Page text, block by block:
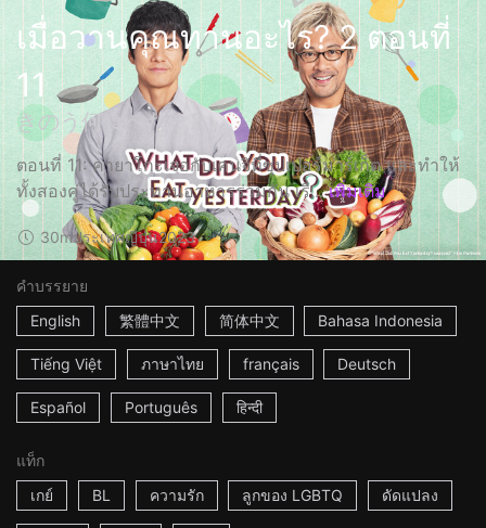
เมื่อวานคุณทานอะไร? 2 ตอนที่
11
きのう何食べた？2
ตอนที่ 11: คายาโกะเจอกับเคนจิที่ซุปเปอร์มาร์เก็ต และทำให้
ทั้งสองคู่ได้รับประทานอาหารร่วมกัน เรื่... เพิ่มเติม
30mประเทศญี่ปุ่น2023
คำบรรยาย
English
繁體中文 简体中文 Bahasa Indonesia
Tiếng Việt ภาษาไทย français Deutsch
Español Português हिन्दी
แท็ก
เกย์
BL ความรัก ลูกของ LGBTQ ดัดแปลง